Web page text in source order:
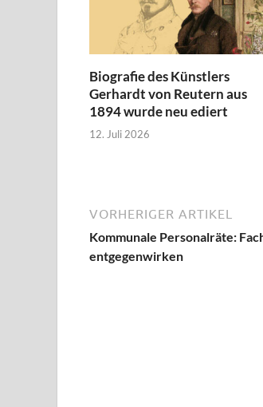
Biografie des Künstlers
Gerhardt von Reutern aus
1894 wurde neu ediert
12. Juli 2026
VORHERIGER ARTIKEL
Kommunale Personalräte:
entgegenwirken